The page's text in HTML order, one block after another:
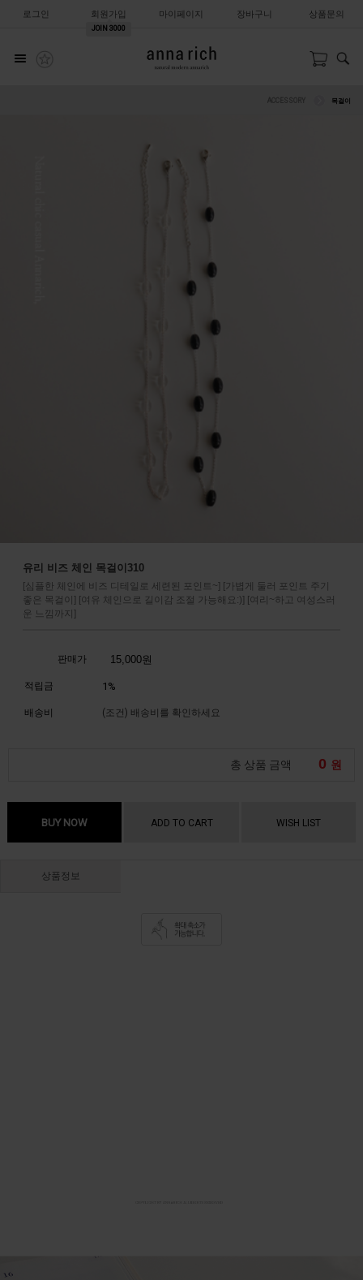
로그인 회원가입
JOIN 3000
마이페이지 장바구니 상품문의
목걸이
유리 비즈 체인 목걸이310
[심플한 체인에 비즈 디테일로 세련된 포인트~] [가볍게 둘러 포인트 주기
좋은 목걸이] [여유 체인으로 길이감 조절 가능해요:)] [여리~하고 여성스러
운 느낌까지]
판매가 15,000원
적립금 1%
배송비 (조건) 배송비를 확인하세요
총 상품 금액 0 원
BUY NOW ADD TO CART WISH LIST
상품정보